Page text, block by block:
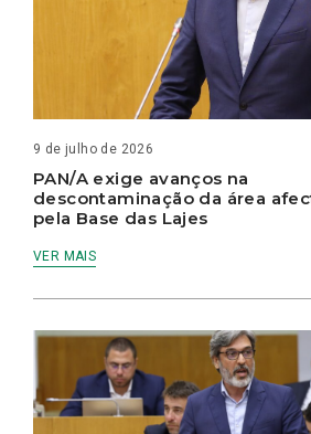
9 de julho de 2026
PAN/A exige avanços na
descontaminação da área
pela Base das Lajes
VER MAIS